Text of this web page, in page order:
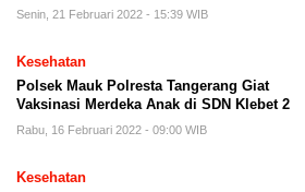
Senin, 21 Februari 2022 - 15:39 WIB
Kesehatan
Polsek Mauk Polresta Tangerang Giat
Vaksinasi Merdeka Anak di SDN Klebet 2
Rabu, 16 Februari 2022 - 09:00 WIB
Kesehatan